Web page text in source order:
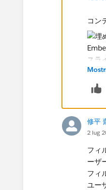
コン
月1
修平
2 lug
フィ
ーザ
フィ
ユー